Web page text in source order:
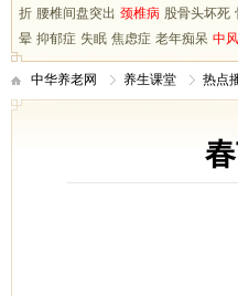
折 腰椎间盘突出 颈椎病 股骨头坏死
晕 抑郁症 失眠 焦虑症 老年痴呆 中风
中华养老网 养生课堂 热点